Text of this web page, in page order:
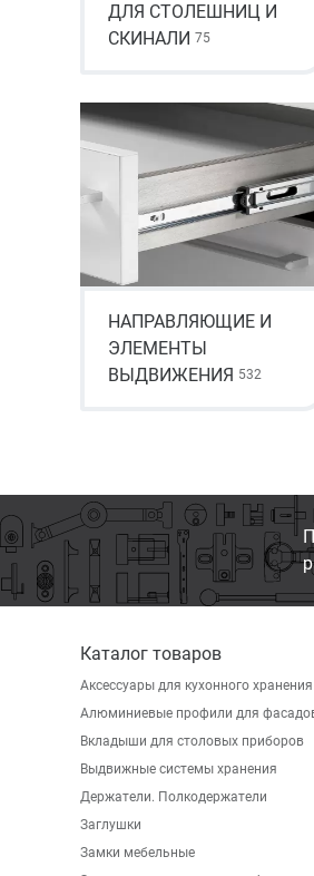
ДЛЯ СТОЛЕШНИЦ И
СКИНАЛИ 75
НАПРАВЛЯЮЩИЕ И
ЭЛЕМЕНТЫ
ВЫДВИЖЕНИЯ 532
Каталог товаров
Аксессуары для кухонного хранения
Алюминиевые профили для
Вкладыши для столовых приборов
Выдвижные системы хранения
Держатели. Полкодержатели
Заглушки
Замки мебельные